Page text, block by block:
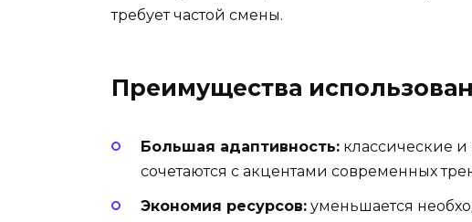
требует частой смены.
Преимущества
Большая адаптивность: классические
сочетаются с акцентами современных
Экономия ресурсов: уменьшается